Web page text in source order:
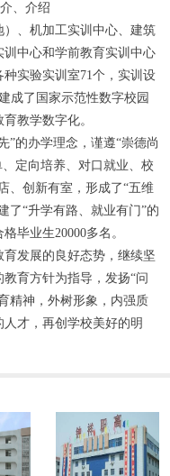
、介绍
、机加工实训中心、建筑
中心和学前教育实训中心
种实验实训室71个，实训设
成了国家示范性数字校园
教学数字化。
”的办学理念，谨遵“崇德尚
定向培养、对口就业、校
、创新有室，形成了“五维
了“升学有路、就业有门”的
毕业生20000多名。
发展的良好态势，继续坚
育方针为指导，发扬“问
精神，外树形象，内强质
才，再创学校美好的明